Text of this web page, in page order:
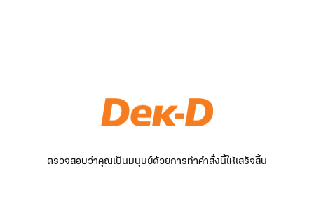
ตรวจสอบว่าคุณเป็นมนุษย์ด้วยการทำคำสั่งนี้ให้เสร็จสิ้น